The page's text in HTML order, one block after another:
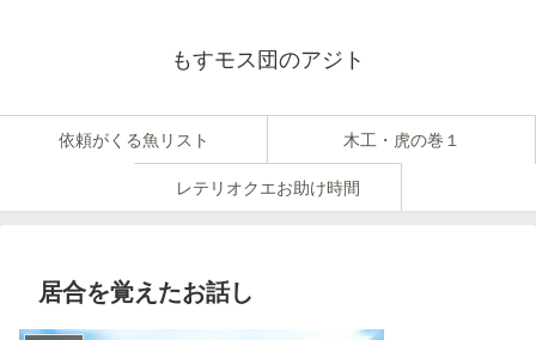
もすモス団のアジト
依頼がくる魚リスト 木工・虎の巻１
レテリオクエお助け時間
居合を覚えたお話し